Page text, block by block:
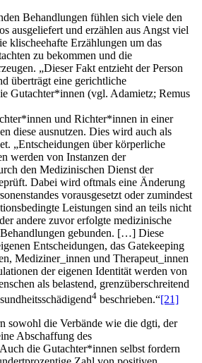
Behandlungen fühlen sich viele den
ausgeliefert und erzählen aus Angst viel
klischeehafte Erzählungen um das
zu bekommen und die
„Dieser Fakt entzieht der Person
überträgt eine gerichtliche
Gutachter*innen (vgl. Adamietz; Remus
und Richter*innen in einer
diese ausnutzen. Dies wird auch als
„Entscheidungen über körperliche
werden von Instanzen der
den Medizinischen Dienst der
Dabei wird oftmals eine Änderung
vorausgesetzt oder zumindest
Leistungen sind an teils nicht
andere zuvor erfolgte medizinische
gebunden. […] Diese
Entscheidungen, das Gatekeeping
Mediziner_innen und Therapeut_innen
der eigenen Identität werden von
als belastend, grenzüberschreitend
4 beschrieben.“[21]
sowohl die Verbände wie die dgti, der
Abschaffung des
die Gutachter*innen selbst fordern